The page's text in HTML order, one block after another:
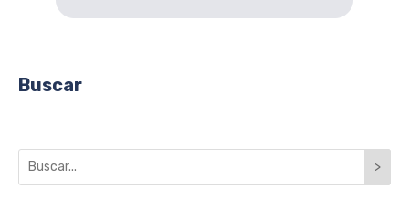
Buscar
>